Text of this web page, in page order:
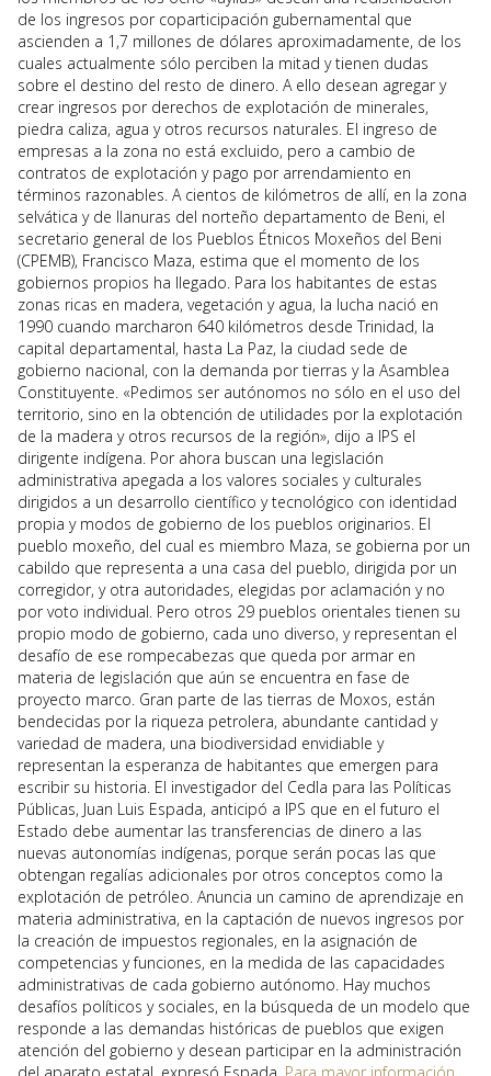
de los ingresos por coparticipación gubernamental que
ascienden a 1,7 millones de dólares aproximadamente, de los
cuales actualmente sólo perciben la mitad y tienen dudas
sobre el destino del resto de dinero. A ello desean agregar y
crear ingresos por derechos de explotación de minerales,
piedra caliza, agua y otros recursos naturales. El ingreso de
empresas a la zona no está excluido, pero a cambio de
contratos de explotación y pago por arrendamiento en
términos razonables. A cientos de kilómetros de allí, en la zona
selvática y de llanuras del norteño departamento de Beni, el
secretario general de los Pueblos Étnicos Moxeños del Beni
(CPEMB), Francisco Maza, estima que el momento de los
gobiernos propios ha llegado. Para los habitantes de estas
zonas ricas en madera, vegetación y agua, la lucha nació en
1990 cuando marcharon 640 kilómetros desde Trinidad, la
capital departamental, hasta La Paz, la ciudad sede de
gobierno nacional, con la demanda por tierras y la Asamblea
Constituyente. «Pedimos ser autónomos no sólo en el uso del
territorio, sino en la obtención de utilidades por la explotación
de la madera y otros recursos de la región», dijo a IPS el
dirigente indígena. Por ahora buscan una legislación
administrativa apegada a los valores sociales y culturales
dirigidos a un desarrollo científico y tecnológico con identidad
propia y modos de gobierno de los pueblos originarios. El
pueblo moxeño, del cual es miembro Maza, se gobierna por un
cabildo que representa a una casa del pueblo, dirigida por un
corregidor, y otra autoridades, elegidas por aclamación y no
por voto individual. Pero otros 29 pueblos orientales tienen su
propio modo de gobierno, cada uno diverso, y representan el
desafío de ese rompecabezas que queda por armar en
materia de legislación que aún se encuentra en fase de
proyecto marco. Gran parte de las tierras de Moxos, están
bendecidas por la riqueza petrolera, abundante cantidad y
variedad de madera, una biodiversidad envidiable y
representan la esperanza de habitantes que emergen para
escribir su historia. El investigador del Cedla para las Políticas
Públicas, Juan Luis Espada, anticipó a IPS que en el futuro el
Estado debe aumentar las transferencias de dinero a las
nuevas autonomías indígenas, porque serán pocas las que
obtengan regalías adicionales por otros conceptos como la
explotación de petróleo. Anuncia un camino de aprendizaje en
materia administrativa, en la captación de nuevos ingresos por
la creación de impuestos regionales, en la asignación de
competencias y funciones, en la medida de las capacidades
administrativas de cada gobierno autónomo. Hay muchos
desafíos políticos y sociales, en la búsqueda de un modelo que
responde a las demandas históricas de pueblos que exigen
atención del gobierno y desean participar en la administración
del aparato estatal, expresó Espada. Para mayor información